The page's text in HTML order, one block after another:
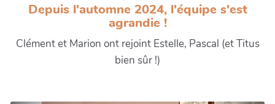
Depuis l'automne 2024, l'équipe s'est
agrandie !
Clément et Marion ont rejoint Estelle, Pascal (et Titus
bien sûr !)